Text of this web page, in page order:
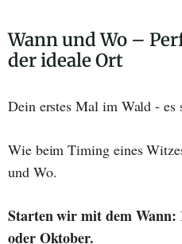
Wann und Wo –
der ideale Ort
Dein erstes Mal im Wald - es
Wie beim Timing eines
und Wo.
Starten wir mit dem Wann:
oder Oktober.